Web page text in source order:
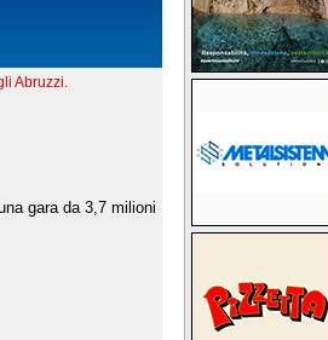
Abruzzi.
gara da 3,7 milioni